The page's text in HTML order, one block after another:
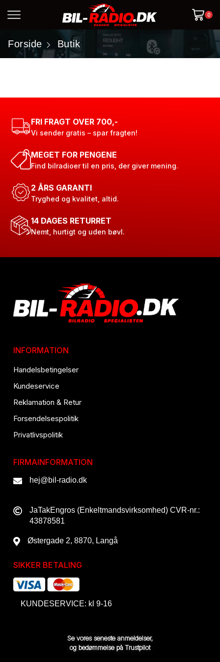
0
Forside Butik
FRI FRAGT OVER 700,-
Vi sender gratis – spar fragten!
MEGET FOR PENGENE
Find bilradioer til en pris, der giver mening.
2 ÅRS GARANTI
Tryghed og kvalitet, altid.
14 DAGES RETURRET
Nemt, hurtigt og uden bøvl.
INFORMATION
Handelsbetingelser
Kundeservice
Reklamation & Retur
Forsendelsespolitik
Privatlivspolitik
FIRMAINFORMATION
hej@bil-radio.dk
JaTakEngros (Enkeltmandsvirksomhed) CVR-nr.:
43878581
Østergade 2, 8870, Langå
SIKKER BETALING
KUNDESERVICE: kl 9-16
Se vores seneste anmeldelser,
og bedømmelse på Trustpilot